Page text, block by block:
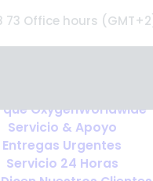
Office hours
(¿Qué
qué OxygenWorldwide
Servicio & Apoyo
Entregas Urgentes
Servicio 24 Horas